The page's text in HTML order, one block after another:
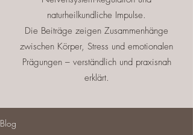
naturheilkundliche Impulse.
Die Beiträge zeigen Zusammenhänge
zwischen Körper, Stress und emotionalen
Prägungen – verständlich und praxisnah
erklärt.
Blog